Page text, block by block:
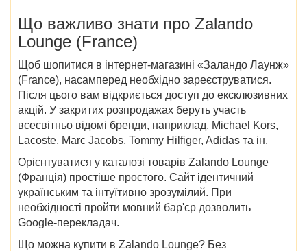
Що важливо знати про Zalando
Lounge (France)
Щоб шопитися в інтернет-магазині «Заландо Лаунж»
(France), насамперед необхідно зареєструватися.
Після цього вам відкриється доступ до ексклюзивних
акцій. У закритих розпродажах беруть участь
всесвітньо відомі бренди, наприклад, Michael Kors,
Lacoste, Marc Jacobs, Tommy Hilfiger, Adidas та ін.
Орієнтуватися у каталозі товарів Zalando Lounge
(Франція) простіше простого. Сайт ідентичний
українським та інтуїтивно зрозумілий. При
необхідності пройти мовний бар'єр дозволить
Google-перекладач.
Що можна купити в Zalando Lounge? Без